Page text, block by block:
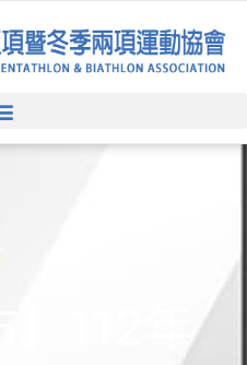
112年